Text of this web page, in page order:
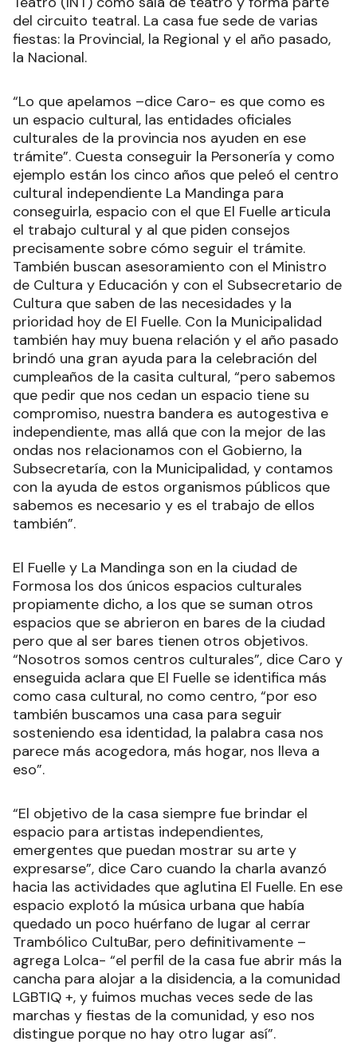
del circuito teatral. La casa fue sede de varias
fiestas: la Provincial, la Regional y el año pasado,
la Nacional.
“Lo que apelamos –dice Caro- es que como es
un espacio cultural, las entidades oficiales
culturales de la provincia nos ayuden en ese
trámite”. Cuesta conseguir la Personería y como
ejemplo están los cinco años que peleó el centro
cultural independiente La Mandinga para
conseguirla, espacio con el que El Fuelle articula
el trabajo cultural y al que piden consejos
precisamente sobre cómo seguir el trámite.
También buscan asesoramiento con el Ministro
de Cultura y Educación y con el Subsecretario de
Cultura que saben de las necesidades y la
prioridad hoy de El Fuelle. Con la Municipalidad
también hay muy buena relación y el año pasado
brindó una gran ayuda para la celebración del
cumpleaños de la casita cultural, “pero sabemos
que pedir que nos cedan un espacio tiene su
compromiso, nuestra bandera es autogestiva e
independiente, mas allá que con la mejor de las
ondas nos relacionamos con el Gobierno, la
Subsecretaría, con la Municipalidad, y contamos
con la ayuda de estos organismos públicos que
sabemos es necesario y es el trabajo de ellos
también”.
El Fuelle y La Mandinga son en la ciudad de
Formosa los dos únicos espacios culturales
propiamente dicho, a los que se suman otros
espacios que se abrieron en bares de la ciudad
pero que al ser bares tienen otros objetivos.
“Nosotros somos centros culturales”, dice Caro y
enseguida aclara que El Fuelle se identifica más
como casa cultural, no como centro, “por eso
también buscamos una casa para seguir
sosteniendo esa identidad, la palabra casa nos
parece más acogedora, más hogar, nos lleva a
eso”.
“El objetivo de la casa siempre fue brindar el
espacio para artistas independientes,
emergentes que puedan mostrar su arte y
expresarse”, dice Caro cuando la charla avanzó
hacia las actividades que aglutina El Fuelle. En ese
espacio explotó la música urbana que había
quedado un poco huérfano de lugar al cerrar
Trambólico CultuBar, pero definitivamente –
agrega Lolca- “el perfil de la casa fue abrir más la
cancha para alojar a la disidencia, a la comunidad
LGBTIQ +, y fuimos muchas veces sede de las
marchas y fiestas de la comunidad, y eso nos
distingue porque no hay otro lugar así”.